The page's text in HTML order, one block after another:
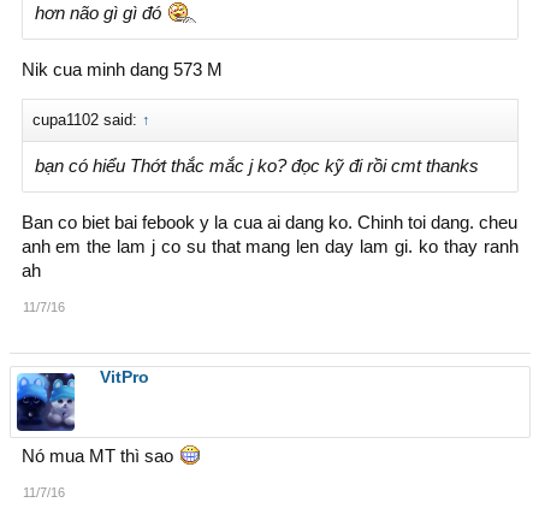
hơn não gì gì đó
Nik cua minh dang 573 M
cupa1102 said: ↑
bạn có hiểu Thớt thắc mắc j ko? đọc kỹ đi rồi cmt thanks
Ban co biet bai febook y la cua ai dang ko. Chinh toi dang. cheu
anh em the lam j co su that mang len day lam gi. ko thay ranh
ah
11/7/16
VitPro
Nó mua MT thì sao
11/7/16